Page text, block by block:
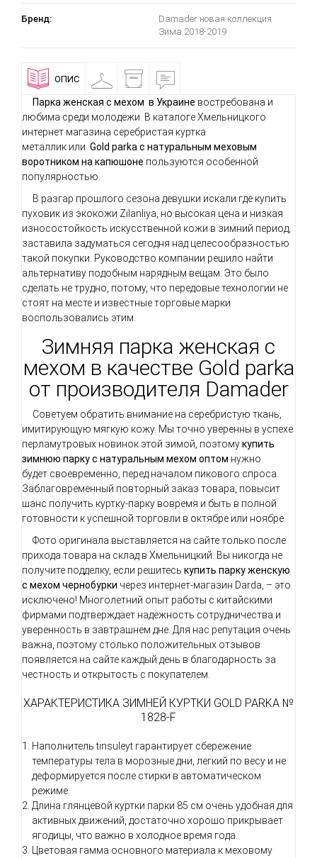
Бренд:
Damader новая коллекция
Зима 2018-2019
ОПИС ПРИМІРОЧНАДОСТАВКА
ОПЛАТА
Парка женская с мехом в Украине востребована и
любима среди молодёжи. В каталоге Хмельницкого
интернет магазина серебристая куртка
металлик или Gold parka с натуральным меховым
воротником на капюшоне пользуются особенной
популярностью.
В разгар прошлого сезона девушки искали где купить
пуховик из экокожи Zilanliya, но высокая цена и низкая
износостойкость искусственной кожи в зимний период,
заставила задуматься сегодня над целесообразностью
такой покупки. Руководство компании решило найти
альтернативу подобным нарядным вещам. Это было
сделать не трудно, потому, что передовые технологии не
стоят на месте и известные торговые марки
воспользовались этим.
Зимняя парка женская с
мехом в качестве Gold parka
от производителя Damader
Советуем обратить внимание на серебристую ткань,
имитирующую мягкую кожу. Мы точно уверенны в успехе
перламутровых новинок этой зимой, поэтомукупить
зимнюю парку с натуральным мехом оптом нужно
будет своевременно, перед началом пикового спроса.
Заблаговременный повторный заказ товара, повысит
шанс получить куртку-парку вовремя и быть в полной
готовности к успешной торговли в октябре или ноябре.
Фото оригинала выставляется на сайте только после
прихода товара на склад в Хмельницкий. Вы никогда не
получите подделку, если решитесь купить парку женскую
с мехом чернобурки через интернет-магазин Darda, – это
исключено! Многолетний опыт работы с китайскими
фирмами подтверждает надёжность сотрудничества и
уверенность в завтрашнем дне. Для нас репутация очень
важна, поэтому столько положительных отзывов
появляется на сайте каждый день в благодарность за
честность и открытость с покупателем.
ХАРАКТЕРИСТИКА ЗИМНЕЙ КУРТКИ GOLD PARKA №
1828-F
Наполнитель tinsuleyt гарантирует сбережение
температуры тела в морозные дни, легкий по весу и не
деформируется после стирки в автоматическом
режиме.
Длина глянцевой куртки парки 85 см очень удобная для
активных движений, достаточно хорошо прикрывает
ягодицы, что важно в холодное время года.
Цветовая гамма основного материала к меховому